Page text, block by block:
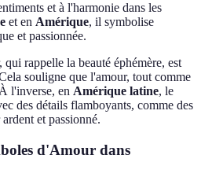
et à l'harmonie dans les
et en Amérique, il symbolise
et passionnée.
qui rappelle la beauté éphémère, est
souligne que l'amour, tout comme
l'inverse, en Amérique latine, le
des détails flamboyants, comme des
et passionné.
d'Amour dans